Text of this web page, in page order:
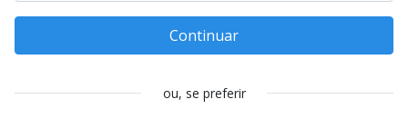
Continuar
ou, se preferir